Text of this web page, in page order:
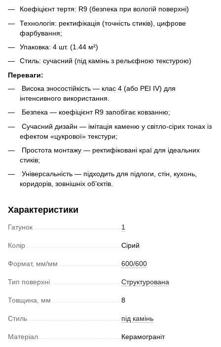
Коефіцієнт тертя: R9 (безпека при вологій поверхні)
Технологія: ректифікація (точність стиків), цифрове
фарбування;
Упаковка: 4 шт. (1.44 м²)
Стиль: сучасний (під камінь з рельєфною текстурою)
Переваги:
Висока зносостійкість — клас 4 (або PEI IV) для
інтенсивного використання.
Безпека — коефіцієнт R9 запобігає ковзанню;
Сучасний дизайн — імітація каменю у світло-сірих тонах із
ефектом «цукрової» текстури;
Простота монтажу — ректифіковані краї для ідеальних
стиків;
Універсальність — підходить для підлоги, стін, кухонь,
коридорів, зовнішніх об’єктів.
Характеристики
Гатунок 1
Колір Сірий
Формат, мм/мм 600/600
Тип поверхні Структурована
Товщина, мм 8
Стиль під камінь
Матеріал Керамограніт